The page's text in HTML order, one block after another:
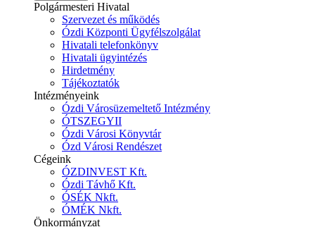
Polgármesteri Hivatal
Szervezet és működés
Ózdi Központi Ügyfélszolgálat
Hivatali telefonkönyv
Hivatali ügyintézés
Hirdetmény
Tájékoztatók
Intézményeink
Ózdi Városüzemeltető Intézmény
ÓTSZEGYII
Ózdi Városi Könyvtár
Ózd Városi Rendészet
Cégeink
ÓZDINVEST Kft.
Ózdi Távhő Kft.
ÓSÉK Nkft.
ÓMÉK Nkft.
Önkormányzat